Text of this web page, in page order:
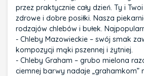
przez praktycznie cały dzień. Ty i
zdrowe i dobre posiłki. Nasza
rodzajów chlebów i bułek.
- Chleby Mazowieckie – swój smak
kompozycji mąki pszennej i żytniej.
- Chleby Graham – grubo mielona
ciemnej barwy nadaje „grahamkom”